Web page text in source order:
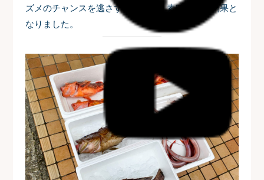
ズメのチャンスを逃さず出港され、素晴らしい釣果と
なりました。